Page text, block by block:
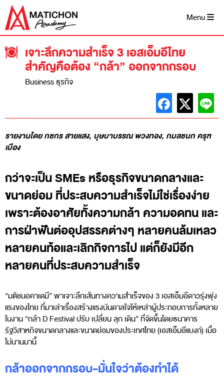
Skip
content
Menu
เจาะลึกความสำเร็จ 3 เอสเอ็มอีไทย
สำคัญคือต้อง “กล้า” ออกจากกรอบ
Business ธุรกิจ
รายงานโดย กชกร สายแสง, บุษบาบรรณ พวงทอง, กมลชนก ครุฑ
เมือง
กว่าจะเป็น SMEs หรือธุรกิจขนาดกลางและ
ขนาดย่อม ที่ประสบความสำเร็จไม่ใช่เรื่องง่าย
เพราะต้องอาศัยทั้งความกล้า ความอดทน และ
การฝ่าฟันต่ออุปสรรคต่างๆ หลายคนล้มเหลว
หลายคนท้อและเลิกกิจการไป แต่ก็ยังมีอีก
หลายคนที่ประสบความสำเร็จ
“มติชนอคาเดมี” พาเจาะลึกเส้นทางความสำเร็จของ 3 เอสเอ็มอีดาวรุ่งพุ่ง
แรงของไทย ที่มาเล่าเรื่องสร้างแรงบันดาลใจให้เหล่าผู้ประกอบการทั้งหลาย
ในงาน “กล้า D Festival ปรับ เปลี่ยน ลุก เดิน” ที่จัดขึ้นโดยธนาคาร
รัฐวิสาหกิจขนาดกลางและขนาดย่อมของประเทศไทย (เอสเอ็มอีแบงก์) เมื่อ
ไม่นานมานี้
กล้าออกจากกรอบ-มั่นใจว่าต้องทำได้